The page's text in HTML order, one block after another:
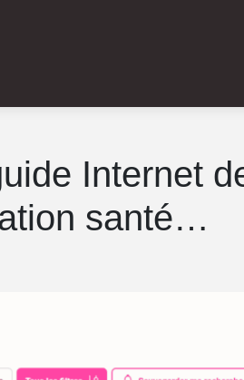
Internet
santé…